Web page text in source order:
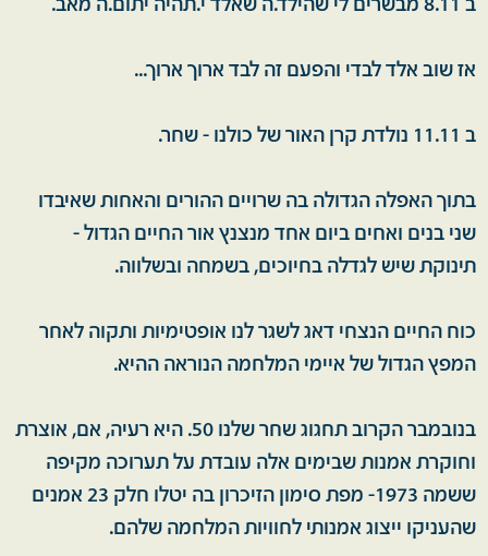
ב 8.11 מבשרים לי שהילד.ה שאלד י.תהיה יתום.ה מאב.
אז שוב אלד לבדי והפעם זה לבד ארוך ארוך...
ב 11.11 נולדת קרן האור של כולנו - שחר.
בתוך האפלה הגדולה בה שרויים ההורים והאחות שאיבדו
שני בנים ואחים ביום אחד מנצנץ אור החיים הגדול -
תינוקת שיש לגדלה בחיוכים, בשמחה ובשלווה.
כוח החיים הנצחי דאג לשגר לנו אופטימיות ותקוה לאחר
המפץ הגדול של איימי המלחמה הנוראה ההיא.
בנובמבר הקרוב תחגוג שחר שלנו 50. היא רעיה, אם, אוצרת
וחוקרת אמנות שבימים אלה עובדת על תערוכה מקיפה
ששמה 1973- מפת סימון הזיכרון בה יטלו חלק 23 אמנים
שהעניקו ייצוג אמנותי לחוויות המלחמה שלהם.